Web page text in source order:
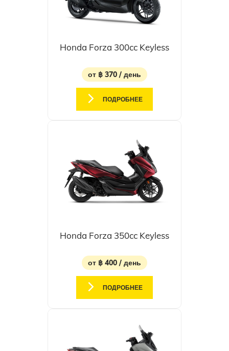
Honda Forza 300cc Keyless
от ฿ 370 / день
ПОДРОБНЕЕ
Honda Forza 350cc Keyless
от ฿ 400 / день
ПОДРОБНЕЕ